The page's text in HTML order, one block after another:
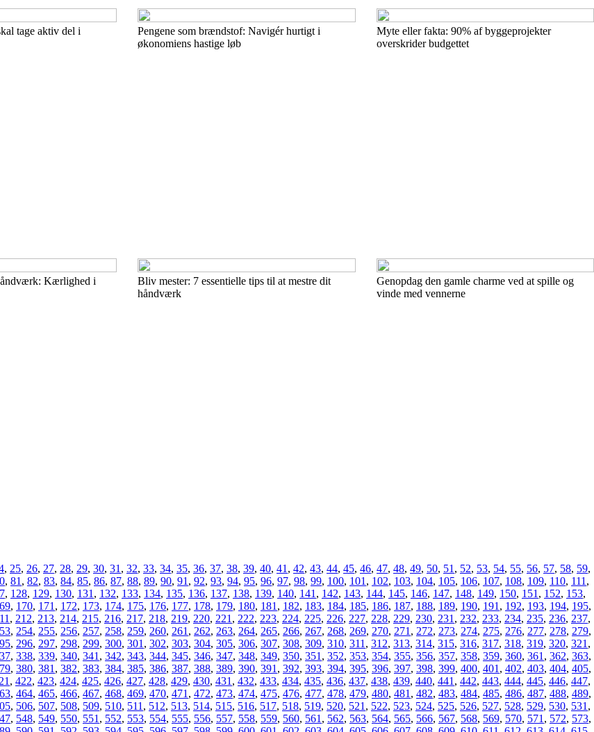
tage aktiv del i
Pengene som brændstof: Navigér hurtigt i
økonomiens hastige løb
Myte eller fakta: 90% af byggeprojekter
overskrider budgettet
Kærlighed i
Bliv mester: 7 essentielle tips til at mestre dit
håndværk
Genopdag den gamle charme ved at spille og
vinde med vennerne
, 25, 26, 27, 28, 29, 30, 31 , 32, 33, 34, 35, 36, 37, 38, 39, 40, 41 , 42, 43, 44, 45, 46, 47, 48, 49, 50, 51 , 52, 53, 54, 55, 56, 57, 58, 59,
, 81 , 82, 83, 84, 85, 86, 87, 88, 89, 90, 91 , 92, 93, 94, 95, 96, 97, 98, 99, 100, 101 , 102, 103, 104, 105, 106, 107, 108, 109, 110, 111 ,
, 128, 129, 130, 131 , 132, 133, 134, 135, 136, 137, 138, 139, 140, 141 , 142, 143, 144, 145, 146, 147, 148, 149, 150, 151 , 152, 153,
, 170, 171 , 172, 173, 174, 175, 176, 177, 178, 179, 180, 181 , 182, 183, 184, 185, 186, 187, 188, 189, 190, 191 , 192, 193, 194, 195,
, 212, 213, 214, 215, 216, 217, 218, 219, 220, 221 , 222, 223, 224, 225, 226, 227, 228, 229, 230, 231 , 232, 233, 234, 235, 236, 237,
, 254, 255, 256, 257, 258, 259, 260, 261 , 262, 263, 264, 265, 266, 267, 268, 269, 270, 271 , 272, 273, 274, 275, 276, 277, 278, 279,
, 296, 297, 298, 299, 300, 301 , 302, 303, 304, 305, 306, 307, 308, 309, 310, 311 , 312, 313, 314, 315, 316, 317, 318, 319, 320, 321 ,
, 338, 339, 340, 341 , 342, 343, 344, 345, 346, 347, 348, 349, 350, 351 , 352, 353, 354, 355, 356, 357, 358, 359, 360, 361 , 362, 363,
, 380, 381 , 382, 383, 384, 385, 386, 387, 388, 389, 390, 391 , 392, 393, 394, 395, 396, 397, 398, 399, 400, 401 , 402, 403, 404, 405,
, 422, 423, 424, 425, 426, 427, 428, 429, 430, 431 , 432, 433, 434, 435, 436, 437, 438, 439, 440, 441 , 442, 443, 444, 445, 446, 447,
, 464, 465, 466, 467, 468, 469, 470, 471 , 472, 473, 474, 475, 476, 477, 478, 479, 480, 481 , 482, 483, 484, 485, 486, 487, 488, 489,
, 506, 507, 508, 509, 510, 511 , 512, 513, 514, 515, 516, 517, 518, 519, 520, 521 , 522, 523, 524, 525, 526, 527, 528, 529, 530, 531 ,
, 548, 549, 550, 551 , 552, 553, 554, 555, 556, 557, 558, 559, 560, 561 , 562, 563, 564, 565, 566, 567, 568, 569, 570, 571 , 572, 573,